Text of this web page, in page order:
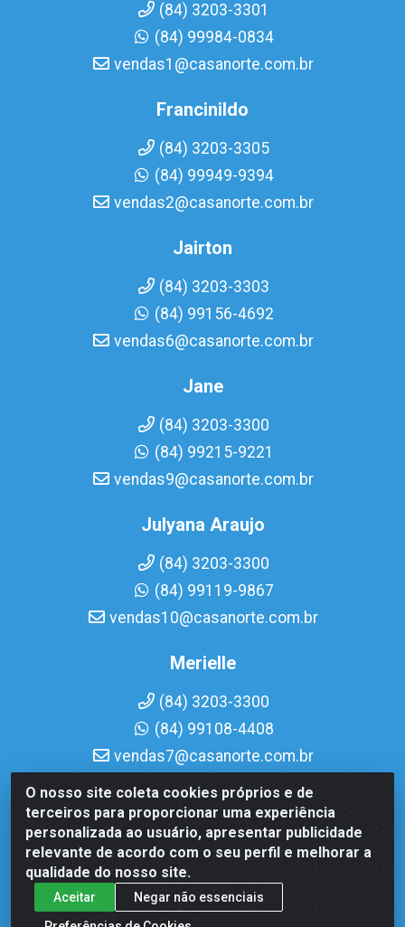
O nosso site coleta cookies próprios e de
terceiros para proporcionar uma experiência
personalizada ao usuário, apresentar publicidade
relevante de acordo com o seu perfil e melhorar a
qualidade do nosso site.
Aceitar
Negar não essenciais
(84) 3203-3301
(84) 99984-0834
vendas1@casanorte.com.br
Francinildo
(84) 3203-3305
(84) 99949-9394
vendas2@casanorte.com.br
Jairton
(84) 3203-3303
(84) 99156-4692
vendas6@casanorte.com.br
Jane
(84) 3203-3300
(84) 99215-9221
vendas9@casanorte.com.br
Julyana Araujo
(84) 3203-3300
(84) 99119-9867
vendas10@casanorte.com.br
Merielle
(84) 3203-3300
(84) 99108-4408
vendas7@casanorte.com.br
Casa Norte LTDA - Av. Interventor Mário Câmara, 1815 -
Dix-Sept Rosado, Natal/RN - CEP 59054-600 - CNPJ
08.713.513/0001-51